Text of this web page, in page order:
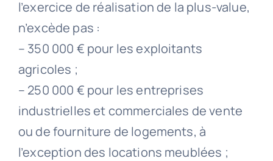
l’exercice de réalisation de la plus-value,
n’excède pas :
– 350 000 € pour les exploitants
agricoles ;
– 250 000 € pour les entreprises
industrielles et commerciales de vente
ou de fourniture de logements, à
l’exception des locations meublées ;